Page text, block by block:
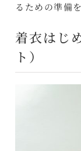
るための準備
着衣はじ
ト）